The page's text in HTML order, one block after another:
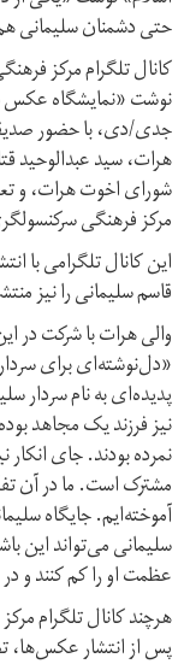
حتی دشمنان سلیمانی
کانال تلگرام مرکز
جدی/دی، با حضور
هرات، سید عبدالوحید
شورای اخوت هرات، و
مرکز فرهنگی
این کانال تلگرامی با
قاسم سلیمانی را نیز
والی هرات با شرکت در
«دل‌نوشته‌ای برای
پدیده‌ای به نام سردار
نیز فرزند یک مجاهد
نمرده بودند. جای
مشترک است. ما در آن
آموخته‌ایم. جایگاه
سلیمانی می‌تواند این
عظمت او را کم کنند و
هرچند کانال تلگرام
پس از انتشار